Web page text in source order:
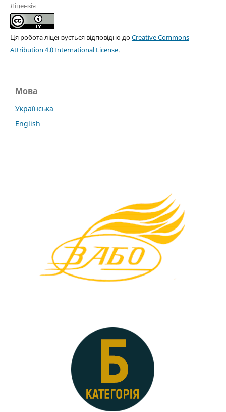
Ліцензія
Ця робота ліцензується відповідно доCreative Commons
Attribution 4.0 International License.
Мова
Українська
English